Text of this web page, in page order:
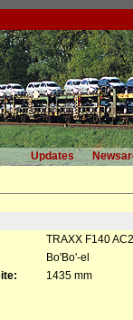
Updates
TRAXX F140 AC2
Bo'Bo'-el
1435 mm